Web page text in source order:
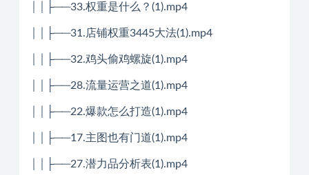
││├──33.权重是什么？(1).mp4
││├──31.店铺权重3445大法(1).mp4
││├──32.鸡头偷鸡螺旋(1).mp4
││├──28.流量运营之道(1).mp4
││├──22.爆款怎么打造(1).mp4
││├──17.主图也有门道(1).mp4
││├──27.潜力品分析表(1).mp4